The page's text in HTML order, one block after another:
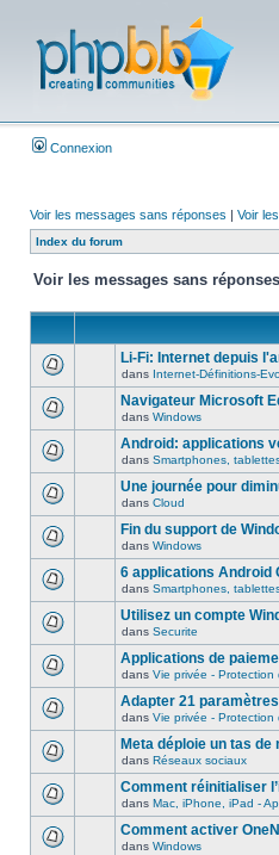
Connexion
Voir les messages sans réponses | Voir
Index du forum
Voir les messages sans réponses
Li-Fi: Internet depuis
dans Internet-Définitions-
Navigateur Microsoft
dans Windows
Android: applications
dans Smartphones,
Une journée pour
dans Cloud
Fin du support de
dans Windows
6 applications Android
dans Smartphones,
Utilisez un compte
dans Securite
Applications de
dans Vie privée - Protection
Adapter 21
dans Vie privée - Protection
Meta déploie un tas
dans Réseaux sociaux
Comment réinitialiser
dans Mac, iPhone, iPad -
Comment activer
dans Windows